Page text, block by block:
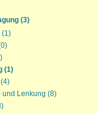
(3)
(1)
(1)
und Lenkung (8)